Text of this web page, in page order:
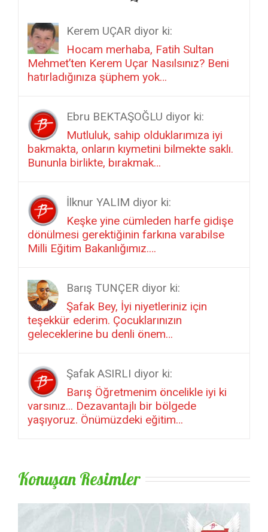
Ebru BEKTAŞOĞLU diyor ki:
Mutluluk, sahip olduklarımıza iyi
bakmakta, onların kıymetini bilmekte saklı.
İlknur YALIM diyor ki:
Keşke yine cümleden harfe gidişe
dönülmesi gerektiğinin farkına varabilse
Barış TUNÇER diyor ki:
Şafak Bey, İyi niyetleriniz için
teşekkür ederim. Çocuklarınızın
Şafak ASIRLI diyor ki:
Barış Öğretmenim öncelikle iyi ki
varsınız... Dezavantajlı bir bölgede
Konuşan Resimler